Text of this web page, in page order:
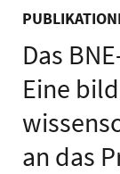
Das
Eine
an das